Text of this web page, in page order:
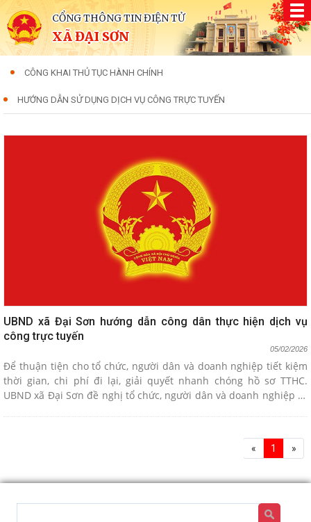
CỔNG THÔNG TIN ĐIỆN TỬ
XÃ ĐẠI SƠN
CÔNG KHAI THỦ TỤC HÀNH CHÍNH
HƯỚNG DẪN SỬ DỤNG DỊCH VỤ CÔNG TRỰC TUYẾN
UBND xã Đại Sơn hướng dẫn công dân thực hiện dịch vụ
công trực tuyến
05/02/2026
Để thuận tiện cho tổ chức, người dân và doanh nghiệp tiết kiệm
thời gian, chi phí đi lại, giải quyết nhanh chóng hồ sơ TTHC.
UBND xã Đại Sơn đề nghị tổ chức, người dân và doanh nghiệp tự
« 1 »